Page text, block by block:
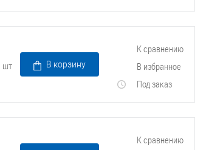
шт В корзину
К сравнению
В избранное
Под заказ
К сравнению